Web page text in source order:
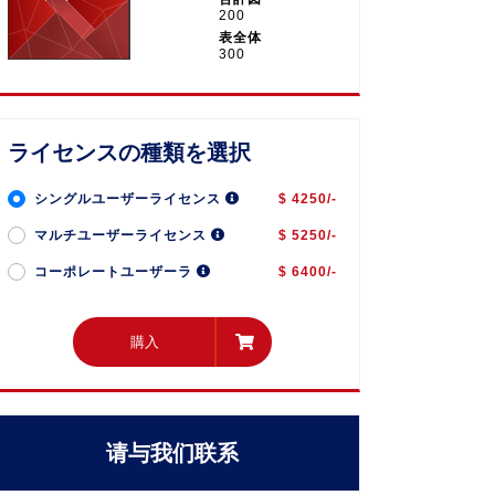
200
表全体
300
ライセンスの種類を選択
シングルユーザーライセンス $ 4250/-
マルチユーザーライセンス $ 5250/-
コーポレートユーザーラ $ 6400/-
購入
请与我们联系